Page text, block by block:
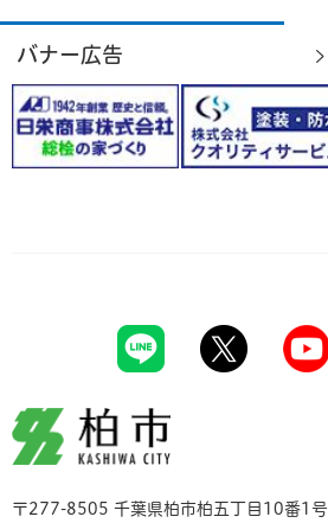
バナー広告
柏市
〒277-8505 千葉県柏市柏五丁目10番1号